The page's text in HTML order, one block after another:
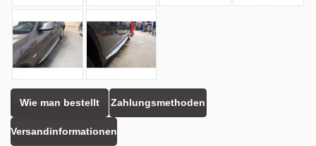
Wie man bestellt Zahlungsmethoden
Versandinformationen